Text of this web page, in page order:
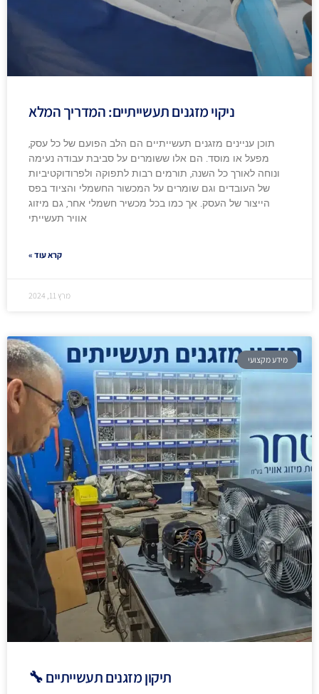
ניקוי מזגנים תעשייתיים: המדריך המלא
תוכן עניינים מזגנים תעשייתיים הם הלב הפועם של כל עסק,
מפעל או מוסד. הם אלו ששומרים על סביבת עבודה נעימה
ונוחה לאורך כל השנה, תורמים רבות לתפוקה ולפרודוקטיביות
של העובדים וגם שומרים על המכשור החשמלי והציוד בפס
הייצור של העסק. אך כמו בכל מכשיר חשמלי אחר, גם מיזוג
אוויר תעשייתי
קרא עוד »
מרץ 11, 2024
מידע מקצועי
תיקון מזגנים תעשייתיים 🔧